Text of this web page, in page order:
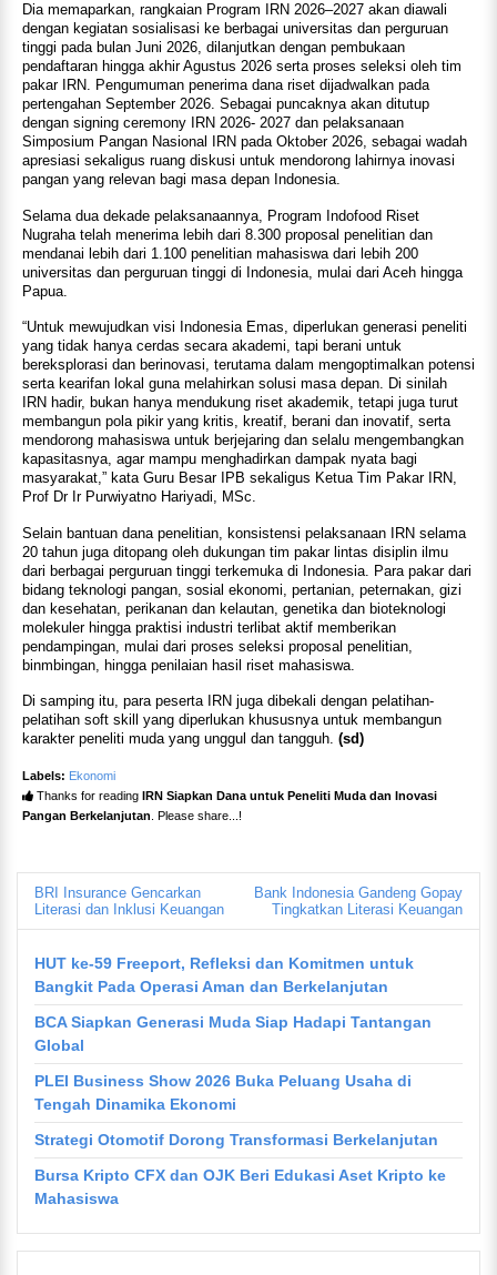
Dia memaparkan, rangkaian Program IRN 2026–2027 akan diawali
dengan kegiatan sosialisasi ke berbagai universitas dan perguruan
tinggi pada bulan Juni 2026, dilanjutkan dengan pembukaan
pendaftaran hingga akhir Agustus 2026 serta proses seleksi oleh tim
pakar IRN. Pengumuman penerima dana riset dijadwalkan pada
pertengahan September 2026. Sebagai puncaknya akan ditutup
dengan signing ceremony IRN 2026- 2027 dan pelaksanaan
Simposium Pangan Nasional IRN pada Oktober 2026, sebagai wadah
apresiasi sekaligus ruang diskusi untuk mendorong lahirnya inovasi
pangan yang relevan bagi masa depan Indonesia.
Selama dua dekade pelaksanaannya, Program Indofood Riset
Nugraha telah menerima lebih dari 8.300 proposal penelitian dan
mendanai lebih dari 1.100 penelitian mahasiswa dari lebih 200
universitas dan perguruan tinggi di Indonesia, mulai dari Aceh hingga
Papua.
“Untuk mewujudkan visi Indonesia Emas, diperlukan generasi peneliti
yang tidak hanya cerdas secara akademi, tapi berani untuk
bereksplorasi dan berinovasi, terutama dalam mengoptimalkan potensi
serta kearifan lokal guna melahirkan solusi masa depan. Di sinilah
IRN hadir, bukan hanya mendukung riset akademik, tetapi juga turut
membangun pola pikir yang kritis, kreatif, berani dan inovatif, serta
mendorong mahasiswa untuk berjejaring dan selalu mengembangkan
kapasitasnya, agar mampu menghadirkan dampak nyata bagi
masyarakat,” kata Guru Besar IPB sekaligus Ketua Tim Pakar IRN,
Prof Dr Ir Purwiyatno Hariyadi, MSc.
Selain bantuan dana penelitian, konsistensi pelaksanaan IRN selama
20 tahun juga ditopang oleh dukungan tim pakar lintas disiplin ilmu
dari berbagai perguruan tinggi terkemuka di Indonesia. Para pakar dari
bidang teknologi pangan, sosial ekonomi, pertanian, peternakan, gizi
dan kesehatan, perikanan dan kelautan, genetika dan bioteknologi
molekuler hingga praktisi industri terlibat aktif memberikan
pendampingan, mulai dari proses seleksi proposal penelitian,
binmbingan, hingga penilaian hasil riset mahasiswa.
Di samping itu, para peserta IRN juga dibekali dengan pelatihan-
pelatihan soft skill yang diperlukan khususnya untuk membangun
karakter peneliti muda yang unggul dan tangguh. (sd)
Labels: Ekonomi
Thanks for reading IRN Siapkan Dana untuk Peneliti Muda dan Inovasi
Pangan Berkelanjutan . Please share...!
BRI Insurance Gencarkan
Literasi dan Inklusi Keuangan
Bank Indonesia Gandeng Gopay
Tingkatkan Literasi Keuangan
HUT ke-59 Freeport, Refleksi dan Komitmen untuk
Bangkit Pada Operasi Aman dan Berkelanjutan
BCA Siapkan Generasi Muda Siap Hadapi Tantangan
Global
PLEI Business Show 2026 Buka Peluang Usaha di
Tengah Dinamika Ekonomi
Strategi Otomotif Dorong Transformasi Berkelanjutan
Bursa Kripto CFX dan OJK Beri Edukasi Aset Kripto ke
Mahasiswa